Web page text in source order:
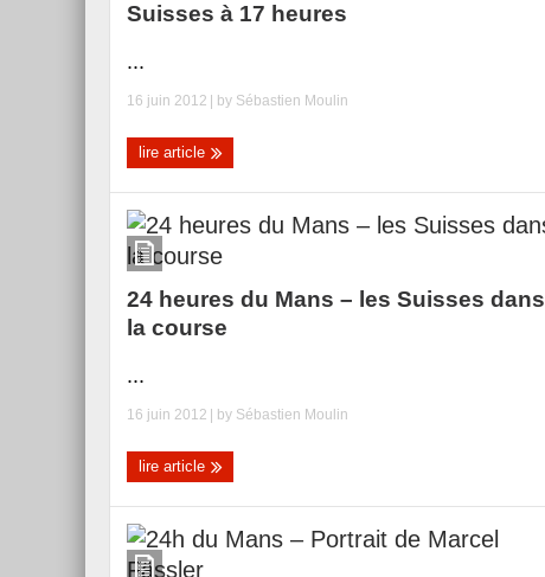
Suisses à 17 heures
...
16 juin 2012 | by Sébastien Moulin
lire article
24 heures du Mans – les Suisses dans
la course
...
16 juin 2012 | by Sébastien Moulin
lire article